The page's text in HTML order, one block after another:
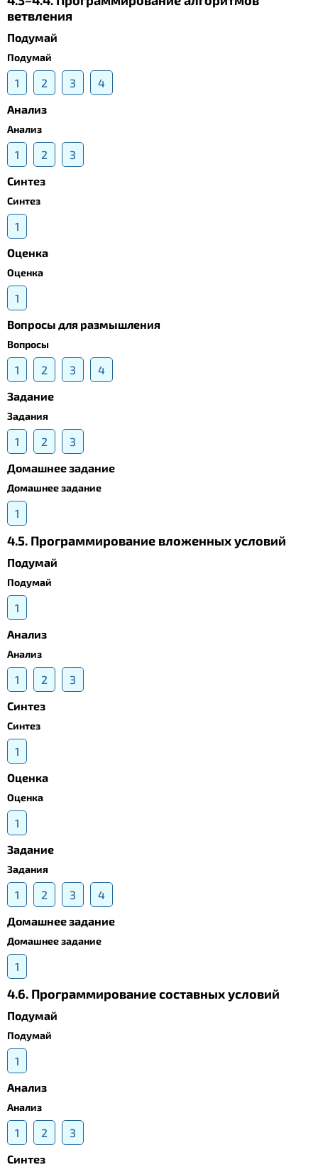
ветвления
Подумай
Подумай
1 2 3
4
Анализ
Анализ
1 2
3
Синтез
Синтез
1
Оценка
Оценка
1
Вопросы для размышления
Вопросы
1 2 3
4
Задание
Задания
1 2
3
Домашнее задание
Домашнее задание
1
4.5. Программирование вложенных условий
Подумай
Подумай
1
Анализ
Анализ
1 2
3
Синтез
Синтез
1
Оценка
Оценка
1
Задание
Задания
1 2 3
4
Домашнее задание
Домашнее задание
1
4.6. Программирование составных условий
Подумай
Подумай
1
Анализ
Анализ
1 2
3
Синтез